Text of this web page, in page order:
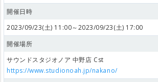
開催日時
2023/09/23(土) 11:00～2023/09/23(土) 17:00
開催場所
サウンドスタジオノア 中野店 Cst
https://www.studionoah.jp/nakano/